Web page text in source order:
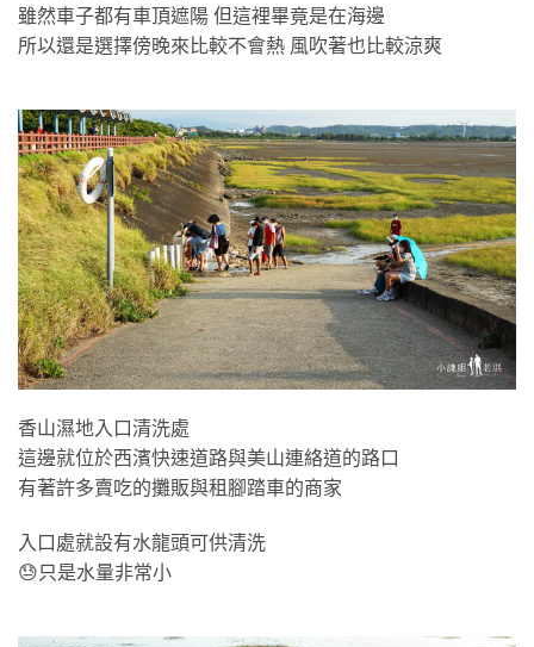
雖然車子都有車頂遮陽 但這裡畢竟是在海邊
所以還是選擇傍晚來比較不會熱 風吹著也比較涼爽
香山濕地入口清洗處
這邊就位於西濱快速道路與美山連絡道的路口
有著許多賣吃的攤販與租腳踏車的商家
入口處就設有水龍頭可供清洗
😓只是水量非常小